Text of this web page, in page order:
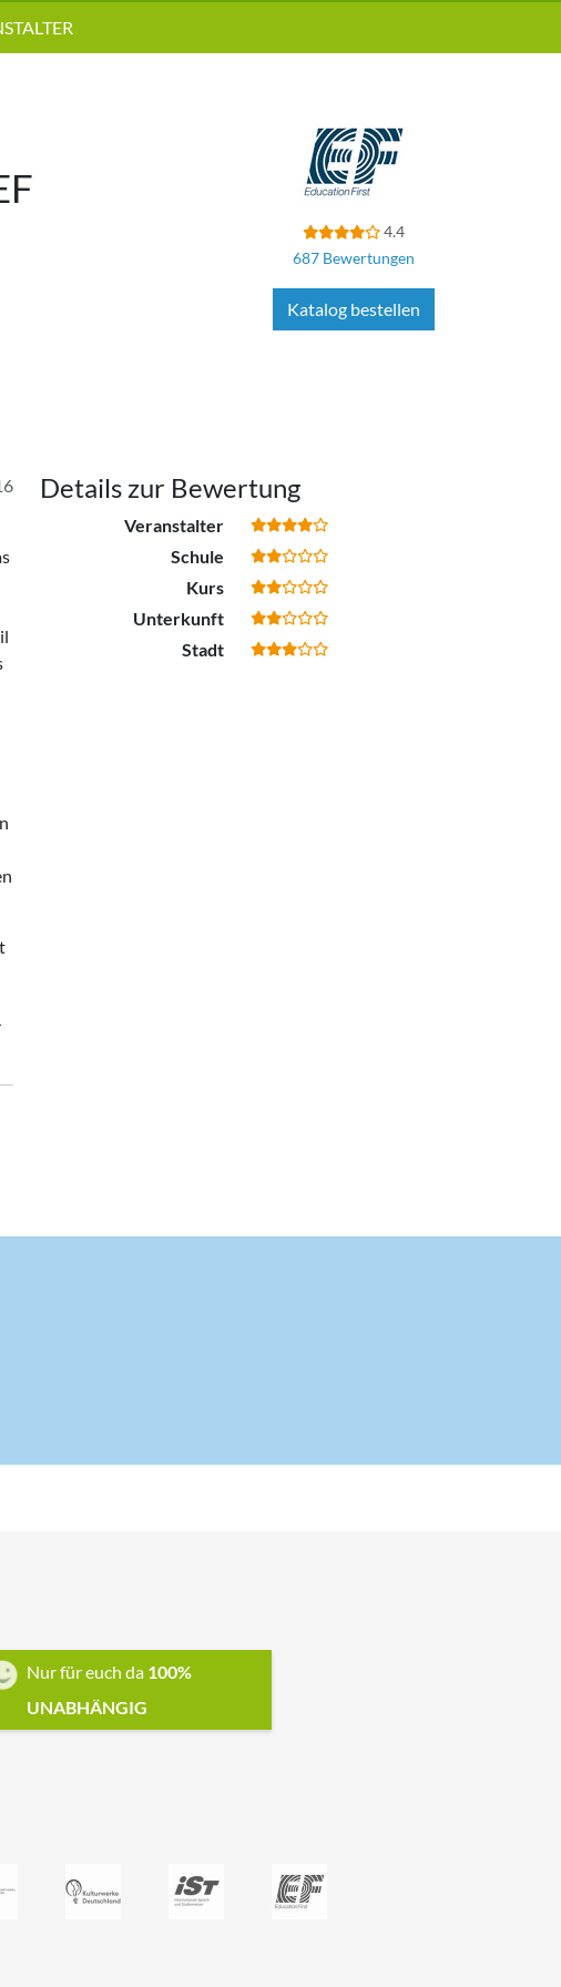
4.4
687 Bewertungen
Katalog bestellen
Details zur Bewertung
Veranstalter
Schule
Kurs
Unterkunft
Stadt
Nur für euch da 100%
UNABHÄNGIG